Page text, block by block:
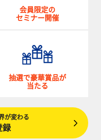
会員限定の
セミナー開催
抽選で豪華賞品が
当たる
が変わる
録